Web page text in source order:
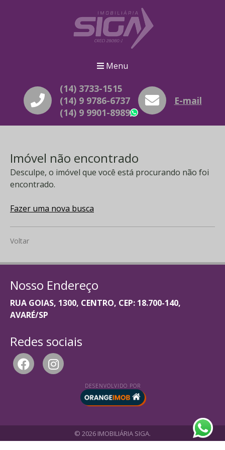
Menu
(14) 3733-1515
(14) 9 9786-6737
(14) 9 9901-8989
WhatsApp
E-mail
Imóvel não encontrado
Desculpe, o imóvel que você está procurando não foi
encontrado.
Fazer uma nova busca
Voltar
Nosso Endereço
RUA GOIAS, 1300, CENTRO, CEP: 18.700-140,
AVARÉ/SP
Redes sociais
DESENVOLVIDO POR
© 2026 IMOBILIÁRIA SIGA.